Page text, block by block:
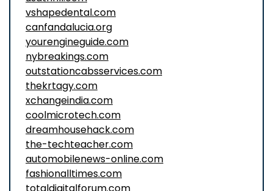
vshapedental.com
canfandalucia.org
yourengineguide.com
nybreakings.com
outstationcabsservices.com
thekrtagy.com
xchangeindia.com
coolmicrotech.com
dreamhousehack.com
the-techteacher.com
automobilenews-online.com
fashionalltimes.com